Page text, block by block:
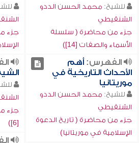
للشيخ: محمد الحسن الددو
الشنقيطي
جزء من محاضرة ( سلسلة
الأسماء والصفات [14])
جزء
الفهرس:أهم
الأحداث التاريخية في
موريتانيا
للشيخ: محمد الحسن الددو
الشنقيطي
جزء من محاضرة ( تاريخ الدعوة
الإسلامية في موريتانيا)
جزء
[6])